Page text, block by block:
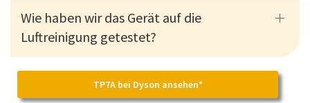
Wie haben wir das Gerät auf die
Luftreinigung getestet?
TP7A bei Dyson ansehen*